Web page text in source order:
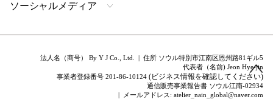
ソーシャルメディア
法人名（商号） By Y J Co., Ltd. | 住所 ソウル特別市江南区恩州路81ギル5
代表者（名前) Jeon Hye-jin
事業者登録番号 201-86-10124(ビジネス情報を確認してください)
通信販売事業報告書 ソウル江南-02934
| メールアドレス: atelier_nain_global@naver.com